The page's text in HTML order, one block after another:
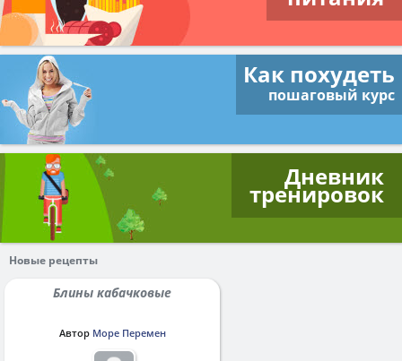
Как похудеть
пошаговый курс
Дневник
тренировок
Новые рецепты
Блины кабачковые
Автор Море Перемен